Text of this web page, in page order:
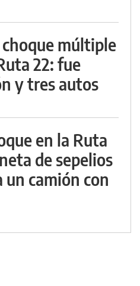
múltiple
22: fue
y tres autos
en la Ruta
de sepelios
camión con